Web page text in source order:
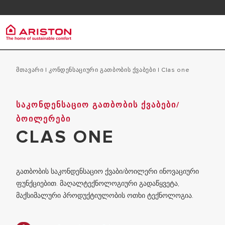
არისტონ ჯგუფი
ᲯᲒᲣᲤᲘ
ᲙᲐᲠᲘᲔᲠᲐ
პროდუქტები | კატეგორიები
ᲒᲐᲗᲑᲝᲑᲘᲡ ᲥᲕᲐᲑᲔᲑᲘ
ᲬᲧᲚᲘᲡ ᲒᲐᲛᲐᲪᲮᲔᲚᲔᲑᲚᲔᲑᲘ
Მთავარი | Კონდენსაციური Გათბობის Ქვაბები | clas one
ᲡᲐᲙᲝᲜᲓᲔᲜᲡᲐᲪᲘᲝ ᲒᲐᲗᲑᲝᲑᲘᲡ ᲥᲕᲐᲑᲔᲑᲘ/
ᲑᲝᲘᲚᲔᲠᲔᲑᲘ
CLAS ONE
გათბობის საკონდენსაციო ქვაბი/ბოილერი ინოვაციური
ფუნქციებით. მაღალტექნოლოგიური გადაწყვეტა,
მაქსიმალური პროდუქტიულობის ოთხი ტექნოლოგია.